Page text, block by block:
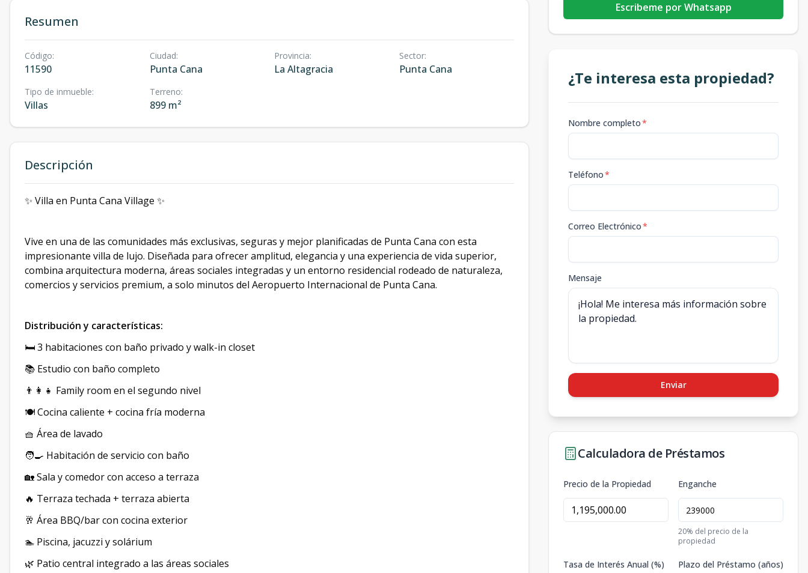
Resumen
Código:
11590
Ciudad:
Punta Cana
Provincia:
La Altagracia
Sector:
Punta Cana
Tipo de inmueble:
Villas
Terreno:
899 m²
Descripción
✨ Villa en Punta Cana Village ✨
Vive en una de las comunidades más exclusivas, seguras y mejor planificadas de Punta Cana con esta
impresionante villa de lujo. Diseñada para ofrecer amplitud, elegancia y una experiencia de vida superior,
combina arquitectura moderna, áreas sociales integradas y un entorno residencial rodeado de naturaleza,
comercios y servicios premium, a solo minutos del Aeropuerto Internacional de Punta Cana.
Distribución y características:
🛏️ 3 habitaciones con baño privado y walk-in closet
📚 Estudio con baño completo
👨‍👩‍👧 Family room en el segundo nivel
🍽️ Cocina caliente + cocina fría moderna
🧺 Área de lavado
🧑‍🍳 Habitación de servicio con baño
🏡 Sala y comedor con acceso a terraza
🔥 Terraza techada + terraza abierta
🥂 Área BBQ/bar con cocina exterior
🏊 Piscina, jacuzzi y solárium
🌿 Patio central integrado a las áreas sociales
Escribeme por Whatsapp
¿Te interesa esta propiedad?
Nombre completo*
Teléfono*
Correo Electrónico*
Mensaje
Enviar
Calculadora de Préstamos
Precio de la Propiedad Enganche
20% del precio de la
propiedad
Tasa de Interés Anual (%) Plazo del Préstamo (años)